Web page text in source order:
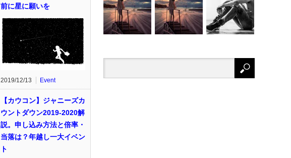
前に星に願いを
2019/12/13 Event
【カウコン】ジャニーズカ
ウントダウン2019-2020解
説。申し込み方法と倍率・
当落は？年越し一大イベン
ト